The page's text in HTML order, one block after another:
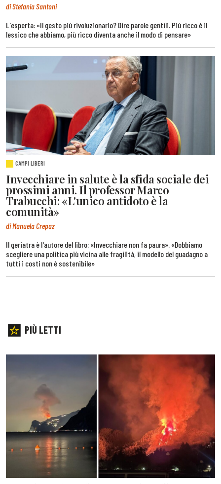
di Stefania Santoni
L'esperta: «Il gesto più rivoluzionario? Dire parole gentili. Più ricco è il
lessico che abbiamo, più ricco diventa anche il modo di pensare»
CAMPI LIBERI
Invecchiare in salute è la sfida sociale dei
prossimi anni. Il professor Marco
Trabucchi: «L'unico antidoto è la
comunità»
di Manuela Crepaz
Il geriatra è l'autore del libro: «Invecchiare non fa paura». «Dobbiamo
scegliere una politica più vicina alle fragilità, il modello del guadagno a
tutti i costi non è sostenibile»
PIÙ LETTI